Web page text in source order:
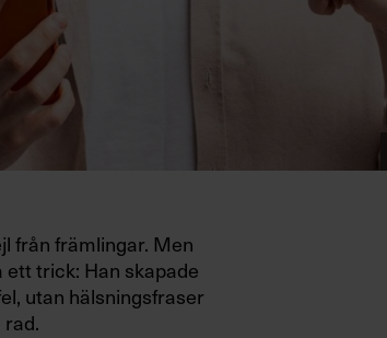
från främlingar. Men
ett trick: Han skapade
utan hälsningsfraser